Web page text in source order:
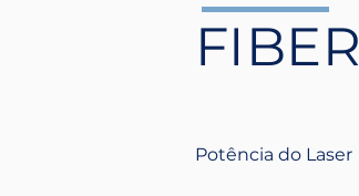
FIBER
Potência do Laser